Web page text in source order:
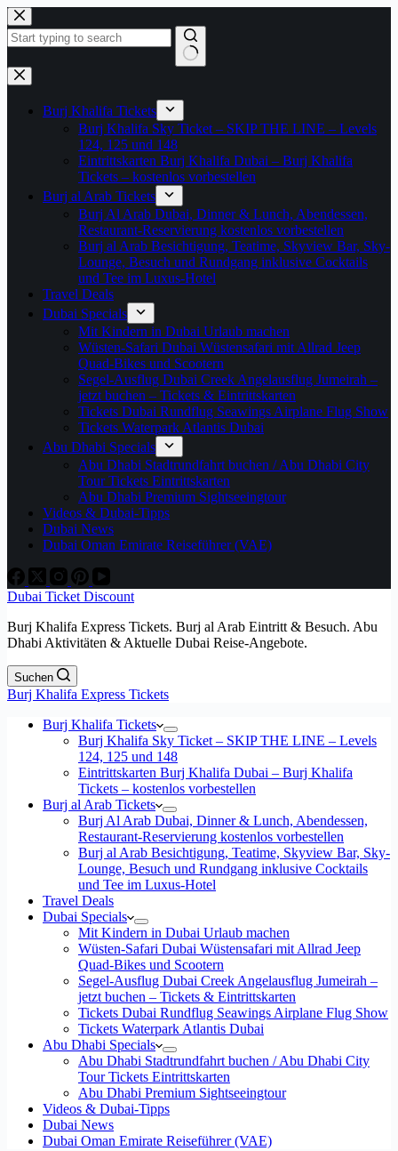
Zum
Inhalt
springen
Keine
Ergebnisse
Burj Khalifa Tickets
Burj Khalifa Sky Ticket – SKIP THE LINE – Levels
124, 125 und 148
Eintrittskarten Burj Khalifa Dubai – Burj Khalifa
Tickets – kostenlos vorbestellen
Burj al Arab Tickets
Burj Al Arab Dubai, Dinner & Lunch, Abendessen,
Restaurant-Reservierung kostenlos vorbestellen
Burj al Arab Besichtigung, Teatime, Skyview Bar, Sky-
Lounge, Besuch und Rundgang inklusive Cocktails
und Tee im Luxus-Hotel
Travel Deals
Dubai Specials
Mit Kindern in Dubai Urlaub machen
Wüsten-Safari Dubai Wüstensafari mit Allrad Jeep
Quad-Bikes und Scootern
Segel-Ausflug Dubai Creek Angelausflug Jumeirah –
jetzt buchen – Tickets & Eintrittskarten
Tickets Dubai Rundflug Seawings Airplane Flug Show
Tickets Waterpark Atlantis Dubai
Abu Dhabi Specials
Abu Dhabi Stadtrundfahrt buchen / Abu Dhabi City
Tour Tickets Eintrittskarten
Abu Dhabi Premium Sightseeingtour
Videos & Dubai-Tipps
Dubai News
Dubai Oman Emirate Reiseführer (VAE)
Dubai Ticket Discount
Burj Khalifa Express Tickets. Burj al Arab Eintritt & Besuch. Abu
Dhabi Aktivitäten & Aktuelle Dubai Reise-Angebote.
Suchen
Burj Khalifa Express Tickets
Burj Khalifa Tickets
Burj Khalifa Sky Ticket – SKIP THE LINE – Levels
124, 125 und 148
Eintrittskarten Burj Khalifa Dubai – Burj Khalifa
Tickets – kostenlos vorbestellen
Burj al Arab Tickets
Burj Al Arab Dubai, Dinner & Lunch, Abendessen,
Restaurant-Reservierung kostenlos vorbestellen
Burj al Arab Besichtigung, Teatime, Skyview Bar, Sky-
Lounge, Besuch und Rundgang inklusive Cocktails
und Tee im Luxus-Hotel
Travel Deals
Dubai Specials
Mit Kindern in Dubai Urlaub machen
Wüsten-Safari Dubai Wüstensafari mit Allrad Jeep
Quad-Bikes und Scootern
Segel-Ausflug Dubai Creek Angelausflug Jumeirah –
jetzt buchen – Tickets & Eintrittskarten
Tickets Dubai Rundflug Seawings Airplane Flug Show
Tickets Waterpark Atlantis Dubai
Abu Dhabi Specials
Abu Dhabi Stadtrundfahrt buchen / Abu Dhabi City
Tour Tickets Eintrittskarten
Abu Dhabi Premium Sightseeingtour
Videos & Dubai-Tipps
Dubai News
Dubai Oman Emirate Reiseführer (VAE)